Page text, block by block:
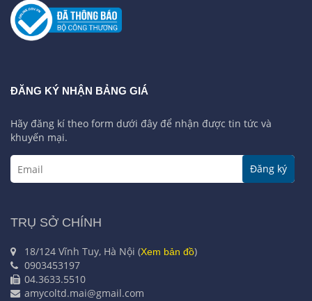
ĐĂNG KÝ NHẬN BẢNG GIÁ
Hãy đăng kí theo form dưới đây để nhận được tin tức và
khuyến mại.
Đăng ký
TRỤ SỞ CHÍNH
18/124 Vĩnh Tuy, Hà Nội (Xem bản đồ)
0903453197
04.3633.5510
amycoltd.mai@gmail.com